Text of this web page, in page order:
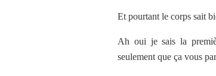
Et pourtant le corps sait
Ah oui je sais la
seulement que ça vous